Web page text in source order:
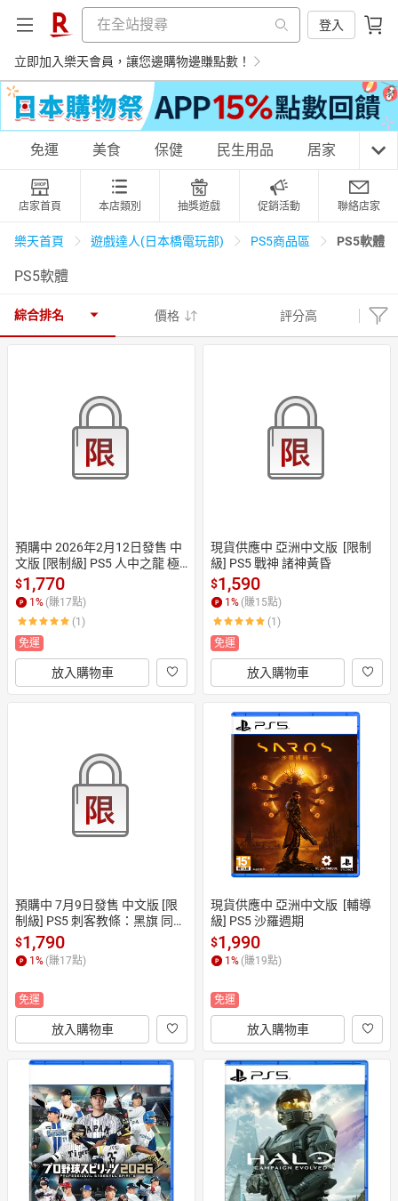
登入
立即加入樂天會員，讓您邊購物邊賺點數！
購物網分類
天天免運 美食蛋糕 養生保健 民生用品
居家生活 3C家電 親子玩具
免運 美食 保健 民生用品 居家 3C
店家首頁 本店類別 抽獎遊戲 促銷活動 聯絡店家
樂天首頁 遊戲達人(日本橋電玩部) PS5商品區 PS5軟體
PS5軟體
綜合排名 價格 評分高
預購中 2026年2月12日發售 中
文版 [限制級] PS5 人中之龍 極
3 / 人中之龍 3 外傳 Dark Ties
$1,770
1 % (賺17點)
(1)
免運
放入購物車
現貨供應中 亞洲中文版  [限制
級] PS5 戰神 諸神黃昏
$1,590
1 % (賺15點)
(1)
免運
放入購物車
預購中 7月9日發售 中文版 [限
制級] PS5 刺客教條：黑旗 同步
重置
$1,790
1% (賺17點)
免運
放入購物車
現貨供應中 亞洲中文版  [輔導
級] PS5 沙羅週期
$1,990
1% (賺19點)
免運
放入購物車